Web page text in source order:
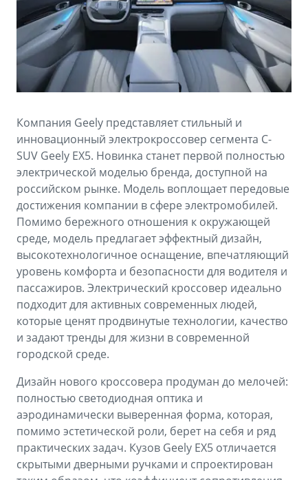
OKAVANGO
от 3 429 990 ₽*
MONJARO
от 4 349 990 ₽*
PREFACE
от 3 079 990 ₽*
GEELY EX5
от 3 769 990 ₽*
Аксессуары
Зарядные устройства
ФИНАНСЫ И УСЛУГИ
Расчет КАСКО
Страхование
GEELY Лизинг
Советы по эксплуатации
Спецпредложения
ПОДДЕРЖКА
Гарантия Geely
Сервисная книжка
Вопросы и ответы
Компания Geely представляет стильный и
инновационный электрокроссовер сегмента C-
SUV Geely EX5. Новинка станет первой полностью
электрической моделью бренда, доступной на
российском рынке. Модель воплощает передовые
достижения компании в сфере электромобилей.
Помимо бережного отношения к окружающей
среде, модель предлагает эффектный дизайн,
высокотехнологичное оснащение, впечатляющий
уровень комфорта и безопасности для водителя и
пассажиров. Электрический кроссовер идеально
подходит для активных современных людей,
которые ценят продвинутые технологии, качество
и задают тренды для жизни в современной
городской среде.
Дизайн нового кроссовера продуман до мелочей:
полностью светодиодная оптика и
аэродинамически выверенная форма, которая,
помимо эстетической роли, берет на себя и ряд
практических задач. Кузов Geely EX5 отличается
скрытыми дверными ручками и спроектирован